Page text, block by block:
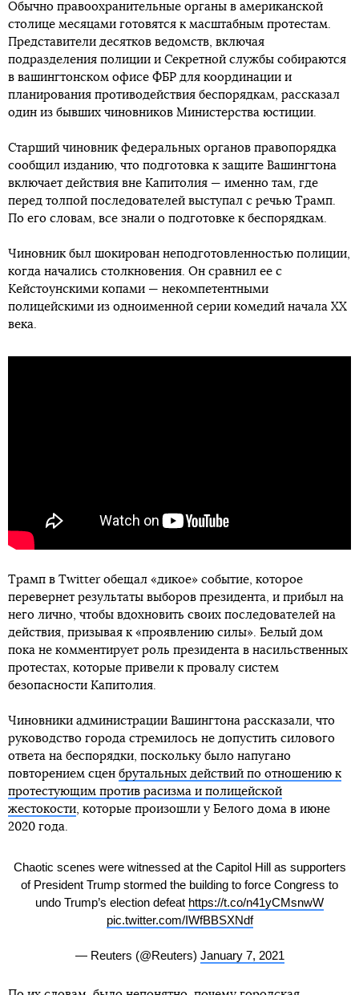
Обычно правоохранительные органы в американской
столице месяцами готовятся к масштабным протестам.
Представители десятков ведомств, включая
подразделения полиции и Секретной службы собираются
в вашингтонском офисе ФБР для координации и
планирования противодействия беспорядкам, рассказал
один из бывших чиновников Министерства юстиции.
Старший чиновник федеральных органов правопорядка
сообщил изданию, что подготовка к защите Вашингтона
включает действия вне Капитолия — именно там, где
перед толпой последователей выступал с речью Трамп.
По его словам, все знали о подготовке к беспорядкам.
Чиновник был шокирован неподготовленностью полиции,
когда начались столкновения. Он сравнил ее с
Кейстоунскими копами — некомпетентными
полицейскими из одноименной серии комедий начала ХХ
века.
Трамп в Twitter обещал «дикое» событие, которое
перевернет результаты выборов президента, и прибыл на
него лично, чтобы вдохновить своих последователей на
действия, призывая к «проявлению силы». Белый дом
пока не комментирует роль президента в насильственных
протестах, которые привели к провалу систем
безопасности Капитолия.
Чиновники администрации Вашингтона рассказали, что
руководство города стремилось не допустить силового
ответа на беспорядки, поскольку было напугано
повторением сцен брутальных действий по отношению к
протестующим против расизма и полицейской
жестокости, которые произошли у Белого дома в июне
2020 года.
Chaotic scenes were witnessed at the Capitol Hill as supporters
of President Trump stormed the building to force Congress to
undo Trump’s election defeat https://t.co/n41yCMsnwW
pic.twitter.com/IWfBBSXNdf
— Reuters (@Reuters) January 7, 2021